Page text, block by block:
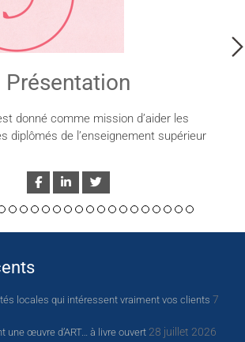
Présentation
donné comme mission d’aider les
diplômés de l’enseignement supérieur
locales qui intéressent vraiment vos clients 7
une œuvre d’ART… à livre ouvert 28 juillet 2026